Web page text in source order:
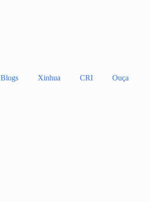
Blogs Xinhua CRI Ouça